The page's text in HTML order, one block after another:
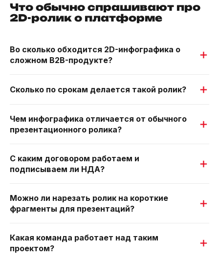
Что обычно спрашивают про
2D-ролик о платформе
Во сколько обходится 2D-инфографика о
сложном B2B-продукте?
Сколько по срокам делается такой ролик?
Чем инфографика отличается от обычного
презентационного ролика?
С каким договором работаем и
подписываем ли НДА?
Можно ли нарезать ролик на короткие
фрагменты для презентаций?
Какая команда работает над таким
проектом?